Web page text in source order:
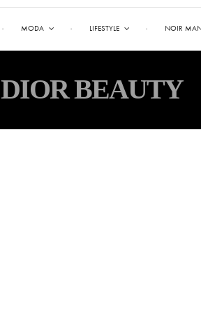
MODA LIFESTYLE NOIR
DIOR BEAUTY